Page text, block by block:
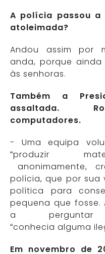
A polícia passou
atoleimada?
Andou assim por
anda, porque ainda
às senhoras.
Também a
assaltada.
computadores.
- Uma equipa
“produzir
anonimamente,
polícia, que por sua
política para
pequena que fosse.
a
“conhecia alguma
Em novembro de